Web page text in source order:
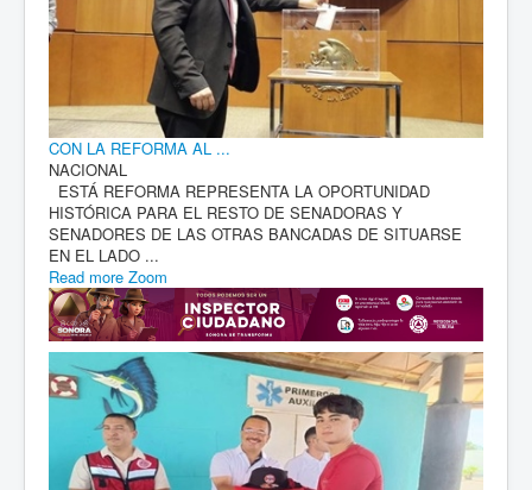
CON LA REFORMA AL ...
NACIONAL
ESTÁ REFORMA REPRESENTA LA OPORTUNIDAD
HISTÓRICA PARA EL RESTO DE SENADORAS Y
SENADORES DE LAS OTRAS BANCADAS DE SITUARSE
EN EL LADO ...
Read more Zoom